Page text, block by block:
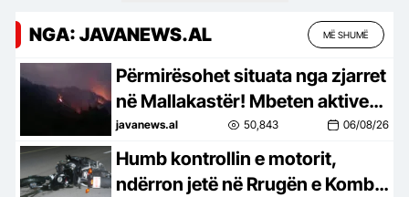
NGA: JAVANEWS.AL MË SHUMË
Përmirësohet situata nga zjarret
në Mallakastër! Mbeten aktive
10 vatra nga veriu në jug
javanews.al 50,843 06/08/26
Humb kontrollin e motorit,
ndërron jetë në Rrugën e Kombit